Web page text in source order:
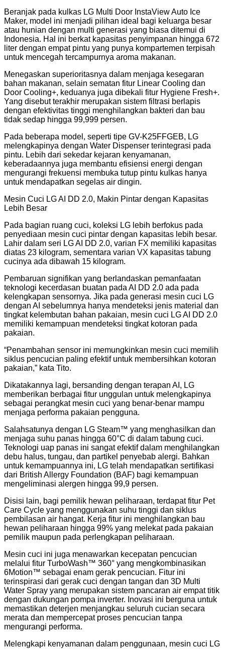
Beranjak pada kulkas LG Multi Door InstaView Auto Ice
Maker, model ini menjadi pilihan ideal bagi keluarga besar
atau hunian dengan multi generasi yang biasa ditemui di
Indonesia. Hal ini berkat kapasitas penyimpanan hingga 672
liter dengan empat pintu yang punya kompartemen terpisah
untuk mencegah tercampurnya aroma makanan.
Menegaskan superioritasnya dalam menjaga kesegaran
bahan makanan, selain sematan fitur Linear Cooling dan
Door Cooling+, keduanya juga dibekali fitur Hygiene Fresh+.
Yang disebut terakhir merupakan sistem filtrasi berlapis
dengan efektivitas tinggi menghilangkan bakteri dan bau
tidak sedap hingga 99,999 persen.
Pada beberapa model, seperti tipe GV-K25FFGEB, LG
melengkapinya dengan Water Dispenser terintegrasi pada
pintu. Lebih dari sekedar kejaran kenyamanan,
keberadaannya juga membantu efisiensi energi dengan
mengurangi frekuensi membuka tutup pintu kulkas hanya
untuk mendapatkan segelas air dingin.
Mesin Cuci LG AI DD 2.0, Makin Pintar dengan Kapasitas
Lebih Besar
Pada bagian ruang cuci, koleksi LG lebih berfokus pada
penyediaan mesin cuci pintar dengan kapasitas lebih besar.
Lahir dalam seri LG AI DD 2.0, varian FX memiliki kapasitas
diatas 23 kilogram, sementara varian VX kapasitas tabung
cucinya ada dibawah 15 kilogram.
Pembaruan signifikan yang berlandaskan pemanfaatan
teknologi kecerdasan buatan pada AI DD 2.0 ada pada
kelengkapan sensornya. Jika pada generasi mesin cuci LG
dengan AI sebelumnya hanya mendeteksi jenis material dan
tingkat kelembutan bahan pakaian, mesin cuci LG AI DD 2.0
memiliki kemampuan mendeteksi tingkat kotoran pada
pakaian.
“Penambahan sensor ini memungkinkan mesin cuci memilih
siklus pencucian paling efektif untuk membersihkan kotoran
pakaian,” kata Tito.
Dikatakannya lagi, bersanding dengan terapan AI, LG
memberikan berbagai fitur unggulan untuk melengkapinya
sebagai perangkat mesin cuci yang benar-benar mampu
menjaga performa pakaian pengguna.
Salahsatunya dengan LG Steam™️ yang menghasilkan dan
menjaga suhu panas hingga 60°C di dalam tabung cuci.
Teknologi uap panas ini sangat efektif dalam menghilangkan
debu halus, tungau, dan partikel penyebab alergi. Bahkan
untuk kemampuannya ini, LG telah mendapatkan sertifikasi
dari British Allergy Foundation (BAF) bagi kemampuan
mengeliminasi alergen hingga 99,9 persen.
Disisi lain, bagi pemilik hewan peliharaan, terdapat fitur Pet
Care Cycle yang menggunakan suhu tinggi dan siklus
pembilasan air hangat. Kerja fitur ini menghilangkan bau
hewan peliharaan hingga 99% yang melekat pada pakaian
pemilik maupun pada perlengkapan peliharaan.
Mesin cuci ini juga menawarkan kecepatan pencucian
melalui fitur TurboWash™️ 360° yang mengkombinasikan
6Motion™️ sebagai enam gerak pencucian. Fitur ini
terinspirasi dari gerak cuci dengan tangan dan 3D Multi
Water Spray yang merupakan sistem pancaran air empat titik
dengan dukungan pompa inverter. Inovasi ini berguna untuk
memastikan deterjen menjangkau seluruh cucian secara
merata dan mempercepat proses pencucian tanpa
mengurangi performa.
Melengkapi kenyamanan dalam penggunaan, mesin cuci LG